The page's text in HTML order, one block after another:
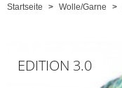
Startseite Wolle/Garne
EDITION 3.0